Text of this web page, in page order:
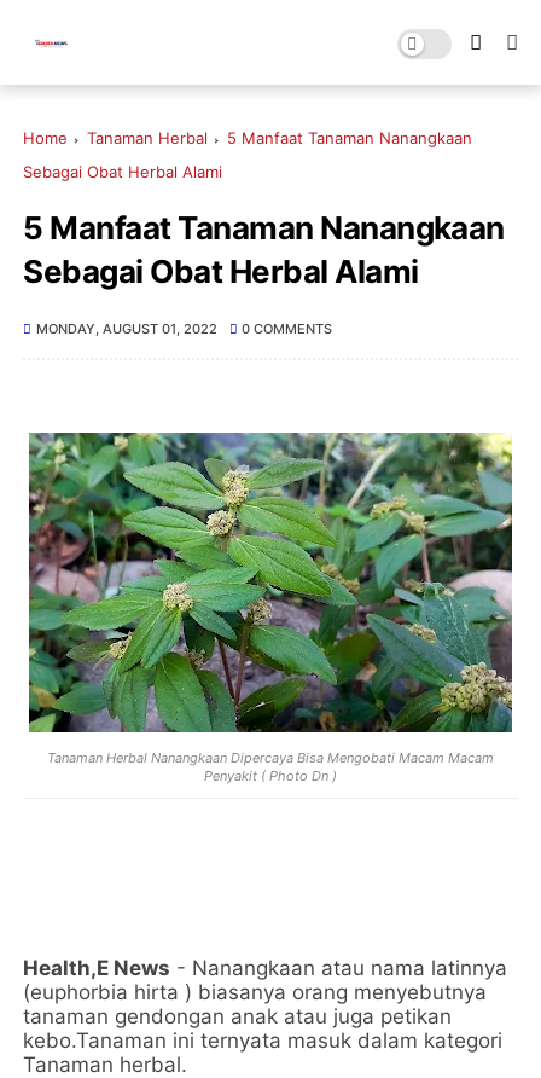
Home Tanaman Herbal
5 Manfaat Tanaman Nanangkaan
Sebagai Obat Herbal Alami
5 Manfaat Tanaman Nanangkaan
Sebagai Obat Herbal Alami
MONDAY, AUGUST 01, 2022 0 COMMENTS
Tanaman Herbal Nanangkaan Dipercaya Bisa Mengobati Macam Macam
Penyakit ( Photo Dn )
Health,E News - Nanangkaan atau nama latinnya
(euphorbia hirta ) biasanya orang menyebutnya
tanaman gendongan anak atau juga petikan
kebo.Tanaman ini ternyata masuk dalam kategori
Tanaman herbal.